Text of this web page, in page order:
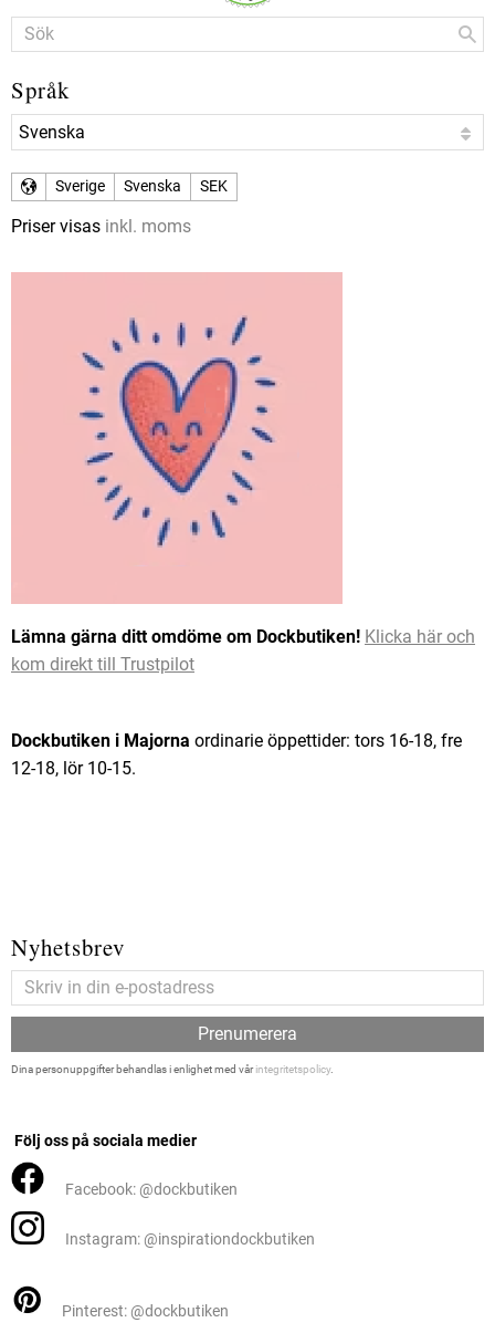
Språk
Sverige Svenska SEK
Priser visas inkl. moms
Lämna gärna ditt omdöme om Dockbutiken! Klicka här och
kom direkt till Trustpilot
Dockbutiken i Majorna ordinarie öppettider: tors 16-18, fre
12-18, lör 10-15.
Nyhetsbrev
Prenumerera
Dina personuppgifter behandlas i enlighet med vårintegritetspolicy.
Följ oss på sociala medier
Facebook: @dockbutiken
Instagram: @inspirationdockbutiken
Pinterest: @dockbutiken